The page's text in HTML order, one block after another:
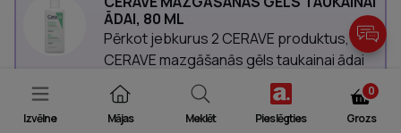
Izvēlne Mājas Meklēt Pieslēgties
0
Grozs
ĀDAI, 80 ML
Pērkot jebkurus 2 CERAVE produktus,
CERAVE mazgāšanās gēls taukainai ādai
(80ml) dāvanā.